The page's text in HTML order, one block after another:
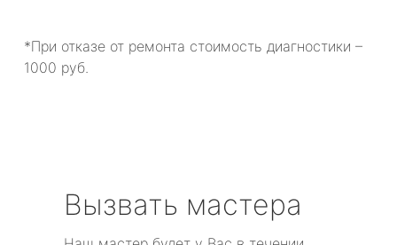
*При отказе от ремонта стоимость диагностики –
1000 руб.
Вызвать мастера